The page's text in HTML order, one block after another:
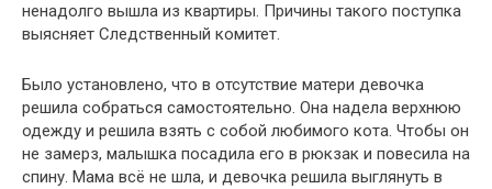
ненадолго вышла из квартиры. Причины такого поступка
выясняет Следственный комитет.
Было установлено, что в отсутствие матери девочка
решила собраться самостоятельно. Она надела верхнюю
одежду и решила взять с собой любимого кота. Чтобы он
не замерз, малышка посадила его в рюкзак и повесила на
спину. Мама всё не шла, и девочка решила выглянуть в